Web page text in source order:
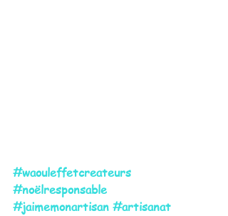
#waouleffetcreateurs
#noëlresponsable
#jaimemonartisan #artisanat